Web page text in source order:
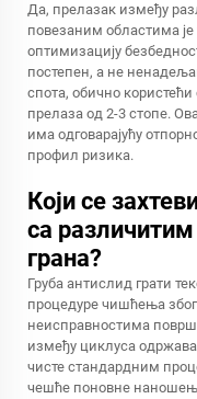
Да, прелазак између
повезаним областима је
оптимизацију
постепен, а не
спота, обично
прелаза од 2-3 стопе.
има одговарајућу
профил ризика.
Који се
са
грана?
Груба антислид грати
процедуре чишћења због
неисправностима
између циклуса
чисте стандардним
чешће поновне